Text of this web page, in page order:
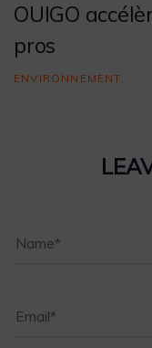
OUIGO
pros
ENVIRONNEMENT